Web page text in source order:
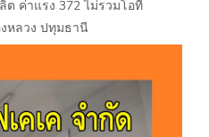
ค่าแรง 372 ไม่รวมโอที
หลวง ปทุมธานี